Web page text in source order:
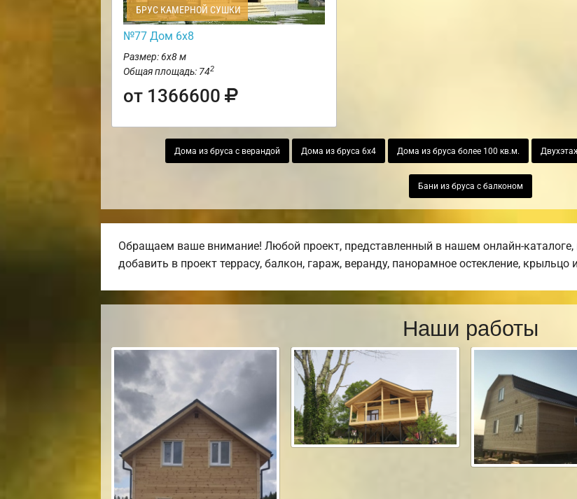
БРУС КАМЕРНОЙ СУШКИ
№77 Дом 6х8
Размер: 6х8 м
Общая площадь: 742
от 1366600
Дома из бруса с верандой Дома из бруса 6х4 Дома из бруса более 100 кв.м.
Бани из бруса с балконом
Обращаем ваше внимание! Любой проект, представленный в нашем онлайн-
добавить в проект террасу, балкон, гараж, веранду, панорамное остекление, крыльцо
Наши работы